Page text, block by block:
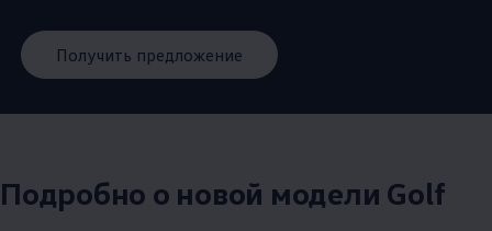
Получить предложение
Подробно о новой модели Golf